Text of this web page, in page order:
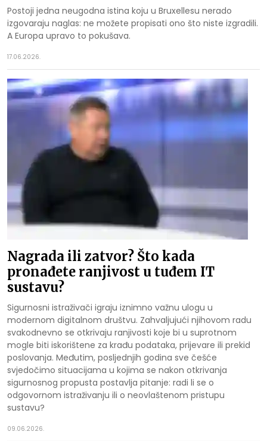
Postoji jedna neugodna istina koju u Bruxellesu nerado
izgovaraju naglas: ne možete propisati ono što niste izgradili.
A Europa upravo to pokušava.
17.06.2026.
Nagrada ili zatvor? Što kada
pronađete ranjivost u tuđem IT
sustavu?
Sigurnosni istraživači igraju iznimno važnu ulogu u
modernom digitalnom društvu. Zahvaljujući njihovom radu
svakodnevno se otkrivaju ranjivosti koje bi u suprotnom
mogle biti iskorištene za krađu podataka, prijevare ili prekid
poslovanja. Međutim, posljednjih godina sve češće
svjedočimo situacijama u kojima se nakon otkrivanja
sigurnosnog propusta postavlja pitanje: radi li se o
odgovornom istraživanju ili o neovlaštenom pristupu
sustavu?
09.06.2026.